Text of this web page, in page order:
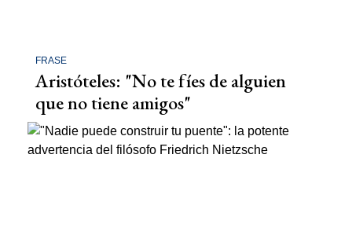
FRASE
Aristóteles: "No te fíes de alguien
que no tiene amigos"